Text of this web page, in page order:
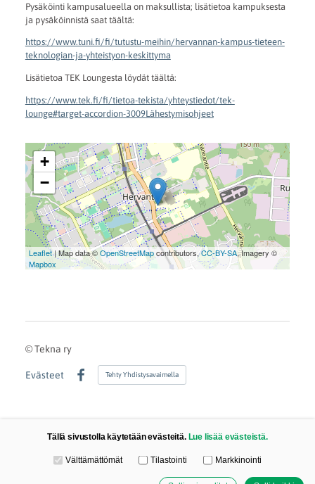
Pysäköinti kampusalueella on maksullista; lisätietoa kampuksesta
ja pysäköinnistä saat täältä:
https://www.tuni.fi/fi/tutustu-meihin/hervannan-kampus-tieteen-
teknologian-ja-yhteistyon-keskittyma
Lisätietoa TEK Loungesta löydät täältä:
https://www.tek.fi/fi/tietoa-tekista/yhteystiedot/tek-
lounge#target-accordion-3009Lähestymisohjeet
+
−
Leaflet| Map data ©OpenStreetMapcontributors,CC-BY-SA, Imagery ©
Mapbox
©Tekna ry
Evästeet
Facebook
Tehty Yhdistysavaimella
Tällä sivustolla käytetään evästeitä. Lue lisää evästeistä.
Valitse käytettävät evästeet
Välttämättömät Tilastointi Markkinointi